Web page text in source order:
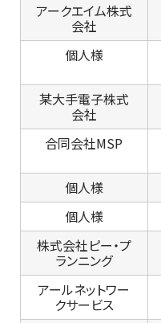
アークエイム株式
会社
個人様
某大手電子株式
会社
合同会社MSP
個人様
個人様
株式会社ピー・プ
ランニング
アールネットワー
クサービス